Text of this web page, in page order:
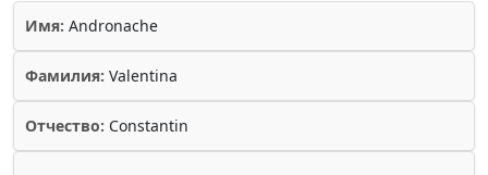
Имя: Andronache
Фамилия: Valentina
Отчество: Constantin